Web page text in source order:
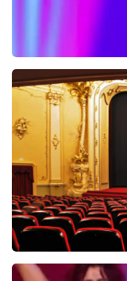
Bouke And
Saturday